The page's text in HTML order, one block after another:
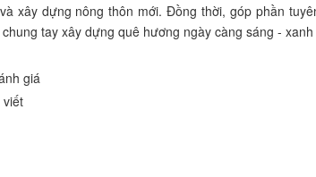
xây dựng nông thôn mới. Đồng thời, góp phần
tay xây dựng quê hương ngày càng sáng -
giá
viết